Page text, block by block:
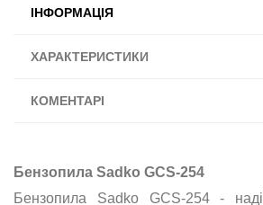
ІНФОРМАЦІЯ
ХАРАКТЕРИСТИКИ
КОМЕНТАРІ
Бензопила Sadko GCS-254
Бензопила Sadko GCS-254 -